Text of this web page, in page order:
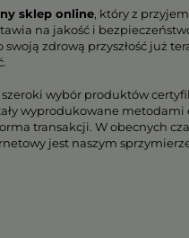
sklep online, który z
na jakość i
swoją zdrową przyszłość już
wybór produktów
wyprodukowane
transakcji. W obecnych
jest naszym